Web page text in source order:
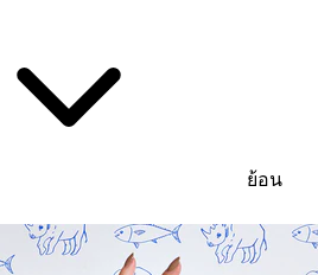
ย้อน